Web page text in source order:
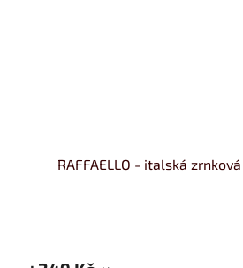
RAFFAELLO - italská